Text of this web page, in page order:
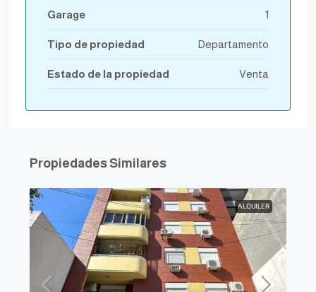
Garage 1
Tipo de propiedad Departamento
Estado de la propiedad Venta
Propiedades Similares
ALQUILER